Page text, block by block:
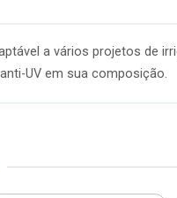
a vários projetos de
UV em sua composição.